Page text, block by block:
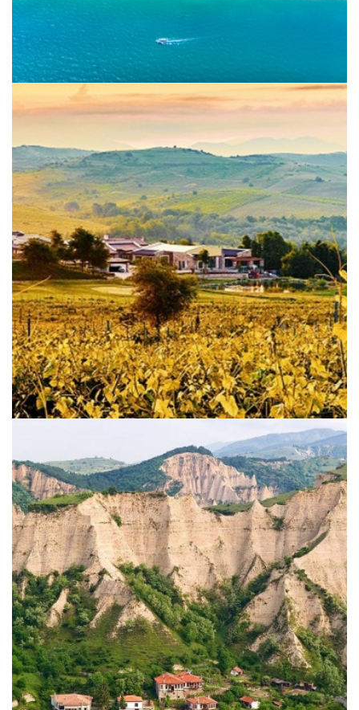
Weinerlebnis in Nordgriechenland
und Südbulgarien 2026
Die bulgarische Toscana